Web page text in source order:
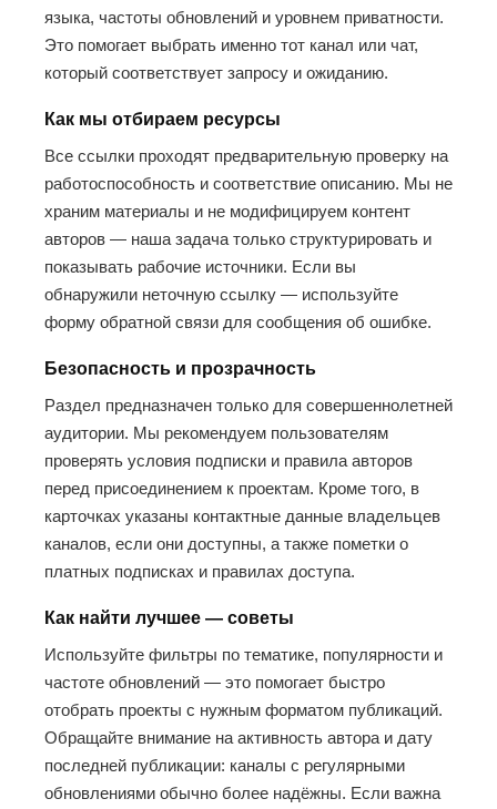
языка, частоты обновлений и уровнем приватности.
Это помогает выбрать именно тот канал или чат,
который соответствует запросу и ожиданию.
Как мы отбираем ресурсы
Все ссылки проходят предварительную проверку на
работоспособность и соответствие описанию. Мы не
храним материалы и не модифицируем контент
авторов — наша задача только структурировать и
показывать рабочие источники. Если вы
обнаружили неточную ссылку — используйте
форму обратной связи для сообщения об ошибке.
Безопасность и прозрачность
Раздел предназначен только для совершеннолетней
аудитории. Мы рекомендуем пользователям
проверять условия подписки и правила авторов
перед присоединением к проектам. Кроме того, в
карточках указаны контактные данные владельцев
каналов, если они доступны, а также пометки о
платных подписках и правилах доступа.
Как найти лучшее — советы
Используйте фильтры по тематике, популярности и
частоте обновлений — это помогает быстро
отобрать проекты с нужным форматом публикаций.
Обращайте внимание на активность автора и дату
последней публикации: каналы с регулярными
обновлениями обычно более надёжны. Если важна